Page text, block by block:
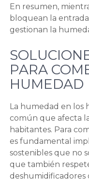
En resumen,
bloquean la
gestionan la
PARA
HUMEDAD
La humedad en los
común que afecta
habitantes. Para
es fundamental
sostenibles que no
que también
deshumidificadores